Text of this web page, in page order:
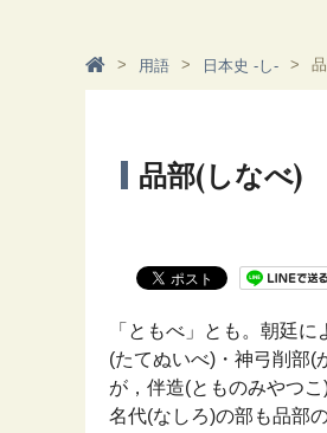
用語 日本史 -し-
品部(しなべ)
「ともべ」とも。朝廷
(たてぬいべ)・神弓削部(
が，伴造(とものみやつ
名代(なしろ)の部も品部